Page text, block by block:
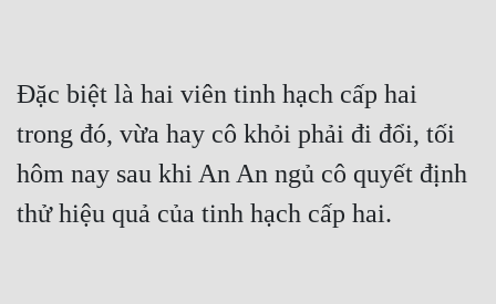
Vô Sỉ
Điềm Đạm
Đặc biệt là hai viên tinh hạch cấp hai
trong đó, vừa hay cô khỏi phải đi đổi, tối
hôm nay sau khi An An ngủ cô quyết định